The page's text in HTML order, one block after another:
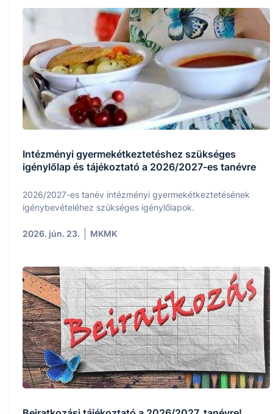
Intézményi gyermekétkeztetéshez szükséges
igénylőlap és tájékoztató a 2026/2027-es tanévre
2026/2027-es tanév intézményi gyermekétkeztetésének
igénybevételéhez szükséges igénylőlapok.
2026. jún. 23. MKMK